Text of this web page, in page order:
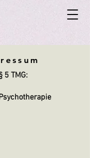
5 TMG: